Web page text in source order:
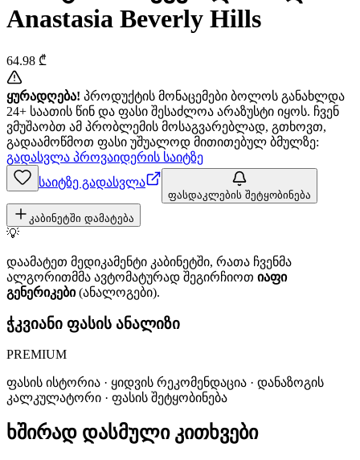
Anastasia Beverly Hills
64.98 ₾
ყურადღება! პროდუქტის მონაცემები ბოლოს განახლდა
24+ საათის წინ და ფასი შესაძლოა არაზუსტი იყოს. ჩვენ
ვმუშაობთ ამ პრობლემის მოსაგვარებლად, გთხოვთ,
გადაამოწმოთ ფასი უშუალოდ მითითებულ ბმულზე:
გადასვლა პროვაიდერის საიტზე
საიტზე გადასვლა
ფასდაკლების შეტყობინება
კაბინეტში დამატება
💡
დაამატეთ მედიკამენტი კაბინეტში, რათა ჩვენმა
ალგორითმმა ავტომატურად შეგირჩიოთ იაფი
გენერიკები(ანალოგები).
ჭკვიანი ფასის ანალიზი
PREMIUM
ფასის ისტორია · ყიდვის რეკომენდაცია · დანაზოგის
კალკულატორი · ფასის შეტყობინება
ხშირად დასმული კითხვები